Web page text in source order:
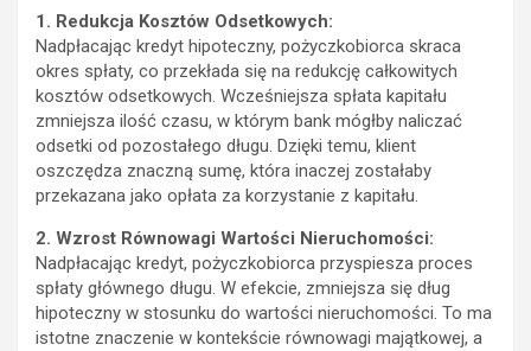
1. Redukcja Kosztów Odsetkowych:
Nadpłacając kredyt hipoteczny, pożyczkobiorca skraca
okres spłaty, co przekłada się na redukcję całkowitych
kosztów odsetkowych. Wcześniejsza spłata kapitału
zmniejsza ilość czasu, w którym bank mógłby naliczać
odsetki od pozostałego długu. Dzięki temu, klient
oszczędza znaczną sumę, która inaczej zostałaby
przekazana jako opłata za korzystanie z kapitału.
2. Wzrost Równowagi Wartości Nieruchomości:
Nadpłacając kredyt, pożyczkobiorca przyspiesza proces
spłaty głównego długu. W efekcie, zmniejsza się dług
hipoteczny w stosunku do wartości nieruchomości. To ma
istotne znaczenie w kontekście równowagi majątkowej, a